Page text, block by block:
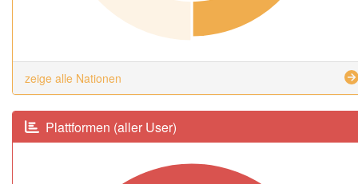
zeige alle Nationen
Plattformen (aller User)